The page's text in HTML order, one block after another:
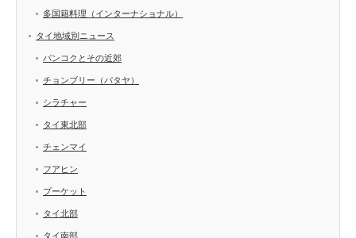
多国籍料理（インターナショナル）
タイ地域別ニュース
バンコクとその近郊
チョンブリー（パタヤ）
シラチャー
タイ東北部
チェンマイ
フアヒン
プーケット
タイ北部
タイ南部